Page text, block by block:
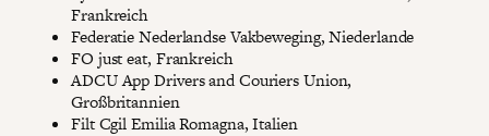
Frankreich
Federatie Nederlandse Vakbeweging, Niederlande
FO just eat, Frankreich
ADCU App Drivers and Couriers Union,
Großbritannien
Filt Cgil Emilia Romagna, Italien